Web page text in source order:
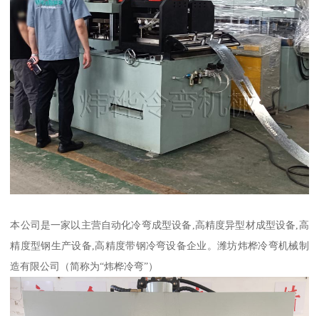
本公司是一家以主营自动化冷弯成型设备,高精度异型材成型设备,高
精度型钢生产设备,高精度带钢冷弯设备企业。潍坊炜桦冷弯机械制
造有限公司（简称为“炜桦冷弯”）